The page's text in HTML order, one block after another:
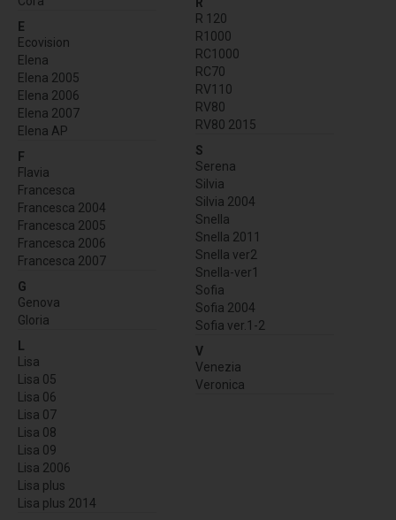
E
Ecovision
Elena
Elena 2005
Elena 2006
Elena 2007
Elena AP
F
Flavia
Francesca
Francesca 2004
Francesca 2005
Francesca 2006
Francesca 2007
G
Genova
Gloria
L
Lisa
Lisa 05
Lisa 06
Lisa 07
Lisa 08
Lisa 09
Lisa 2006
Lisa plus
Lisa plus 2014
R 120
R1000
RC1000
RC70
RV110
RV80
RV80 2015
S
Serena
Silvia
Silvia 2004
Snella
Snella 2011
Snella ver2
Snella-ver1
Sofia
Sofia 2004
Sofia ver.1-2
V
Venezia
Veronica